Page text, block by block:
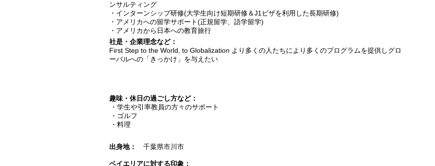
ンサルティング
・インターンシップ研修(大学生向け短期研修＆J1ビザを利用した長期研修)
・アメリカへの留学サポート(正規留学、語学留学)
・アメリカから日本への教育旅行
​社是・企業理念など：
First Step to the World, to Globalization より多くの人たちにより多くのプログラムを提供しグロ
ーバルへの「きっかけ」を与えたい
趣味・休日の過ごし方など：
・学生や引率教員の方々のサポート
・ゴルフ
・料理
出身地： 千葉県市川市
ベイエリアに対する印象：